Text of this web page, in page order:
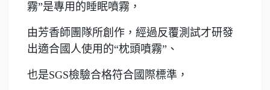
霧”是專用的睡眠噴霧，
由芳香師團隊所創作，經過反覆測試才研發
出適合國人使用的“枕頭噴霧”、
也是SGS檢驗合格符合國際標準，